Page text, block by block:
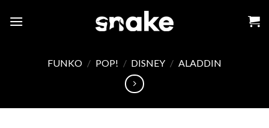
FUNKO / POP! / DISNEY / ALADDIN